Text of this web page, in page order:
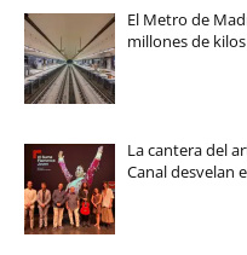
El Metro de
millones de
La cantera del
Canal desvelan